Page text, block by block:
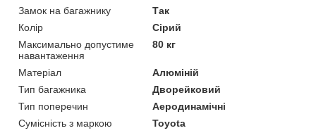
Замок на багажнику
Так
Колір
Сірий
Максимально допустиме
навантаження
80 кг
Матеріал
Алюміній
Тип багажника
Дворейковий
Тип поперечин
Аеродинамічні
Сумісність з маркою
Toyota